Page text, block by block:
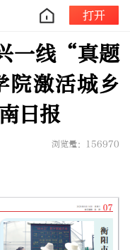
打开
一线“真题
激活城乡
日报
浏览量：156970